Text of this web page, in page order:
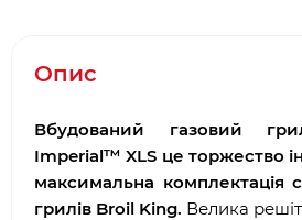
Опис
Вбудований газовий
Imperial™ XLS це торжество
максимальна комплектація
грилів Broil King. Велика